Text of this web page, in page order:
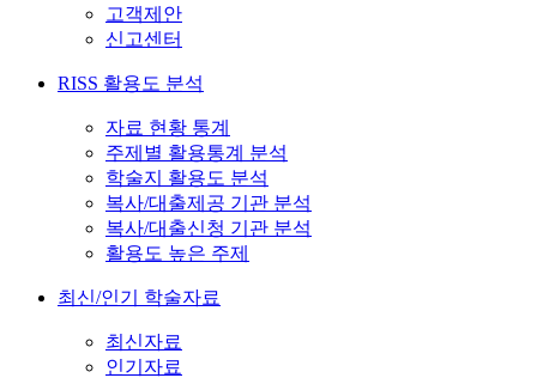
고객제안
신고센터
RISS 활용도 분석
자료 현황 통계
주제별 활용통계 분석
학술지 활용도 분석
복사/대출제공 기관 분석
복사/대출신청 기관 분석
활용도 높은 주제
최신/인기 학술자료
최신자료
인기자료